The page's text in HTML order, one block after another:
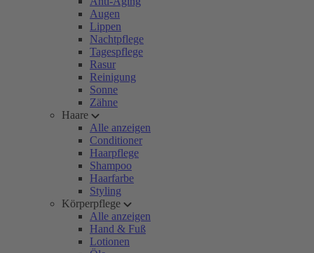
Augen
Lippen
Nachtpflege
Tagespflege
Rasur
Reinigung
Sonne
Zähne
Haare
Alle anzeigen
Conditioner
Haarpflege
Shampoo
Haarfarbe
Styling
Körperpflege
Alle anzeigen
Hand & Fuß
Lotionen